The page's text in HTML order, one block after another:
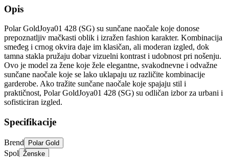
Opis
Polar GoldJoya01 428 (SG) su sunčane naočale koje donose
prepoznatljiv mačkasti oblik i izražen fashion karakter. Kombinacija
smeđeg i crnog okvira daje im klasičan, ali moderan izgled, dok
tamna stakla pružaju dobar vizuelni kontrast i udobnost pri nošenju.
Ovo je model za žene koje žele elegantne, svakodnevne i odvažne
sunčane naočale koje se lako uklapaju uz različite kombinacije
garderobe. Ako tražite sunčane naočale koje spajaju stil i
praktičnost, Polar GoldJoya01 428 (SG) su odličan izbor za urbani i
sofisticiran izgled.
Specifikacije
Brend Polar Gold
Spol Ženske